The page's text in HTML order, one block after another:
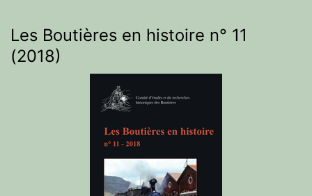
Les Boutières en histoire n° 11
(2018)